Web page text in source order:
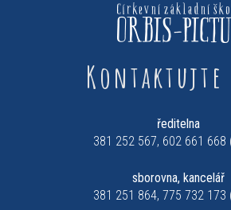
Kontaktujte
ředitelna
381 252 567, 602 661 668
sborovna, kancelář
381 251 864, 775 732 173